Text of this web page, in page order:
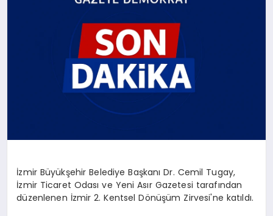
İzmir Büyükşehir Belediye Başkanı Dr. Cemil Tugay,
İzmir Ticaret Odası ve Yeni Asır Gazetesi tarafından
düzenlenen İzmir 2. Kentsel Dönüşüm Zirvesi'ne katıldı.